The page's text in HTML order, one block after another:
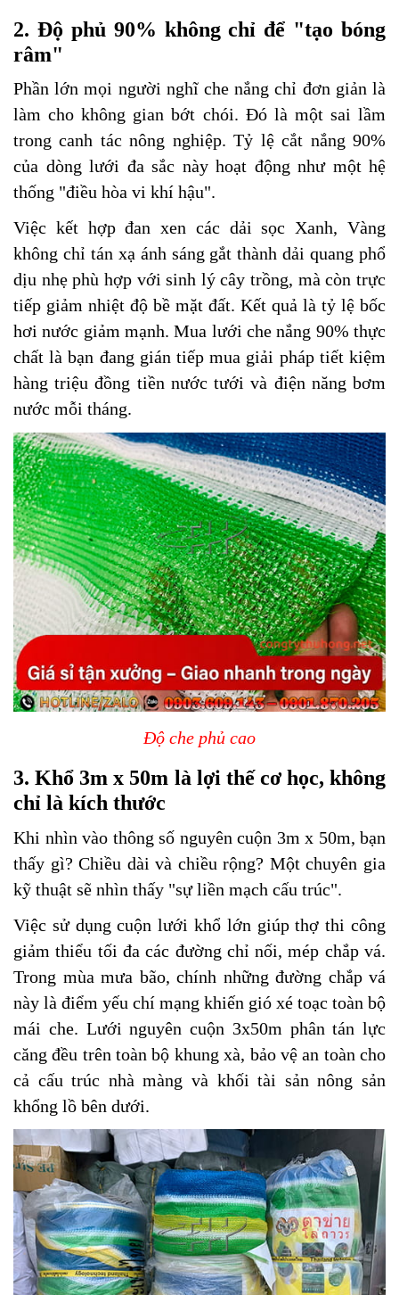
2. Độ phủ 90% không chỉ để "tạo bóng
râm"
Phần lớn mọi người nghĩ che nắng chỉ đơn giản là
làm cho không gian bớt chói. Đó là một sai lầm
trong canh tác nông nghiệp. Tỷ lệ cắt nắng 90%
của dòng lưới đa sắc này hoạt động như một hệ
thống "điều hòa vi khí hậu".
Việc kết hợp đan xen các dải sọc Xanh, Vàng
không chỉ tán xạ ánh sáng gắt thành dải quang phổ
dịu nhẹ phù hợp với sinh lý cây trồng, mà còn trực
tiếp giảm nhiệt độ bề mặt đất. Kết quả là tỷ lệ bốc
hơi nước giảm mạnh. Mua lưới che nắng 90% thực
chất là bạn đang gián tiếp mua giải pháp tiết kiệm
hàng triệu đồng tiền nước tưới và điện năng bơm
nước mỗi tháng.
Độ che phủ cao
3. Khổ 3m x 50m là lợi thế cơ học, không
chỉ là kích thước
Khi nhìn vào thông số nguyên cuộn 3m x 50m, bạn
thấy gì? Chiều dài và chiều rộng? Một chuyên gia
kỹ thuật sẽ nhìn thấy "sự liền mạch cấu trúc".
Việc sử dụng cuộn lưới khổ lớn giúp thợ thi công
giảm thiểu tối đa các đường chỉ nối, mép chắp vá.
Trong mùa mưa bão, chính những đường chắp vá
này là điểm yếu chí mạng khiến gió xé toạc toàn bộ
mái che. Lưới nguyên cuộn 3x50m phân tán lực
căng đều trên toàn bộ khung xà, bảo vệ an toàn cho
cả cấu trúc nhà màng và khối tài sản nông sản
khổng lồ bên dưới.